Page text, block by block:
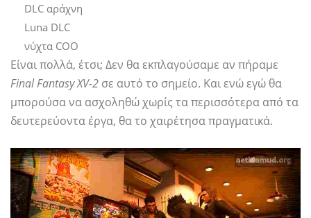
DLC αράχνη
Luna DLC
νύχτα COO
Είναι πολλά, έτσι; Δεν θα εκπλαγούσαμε αν πήραμε
Final Fantasy XV-2 σε αυτό το σημείο. Και ενώ εγώ θα
μπορούσα να ασχοληθώ χωρίς τα περισσότερα από τα
δευτερεύοντα έργα, θα το χαιρέτησα πραγματικά.